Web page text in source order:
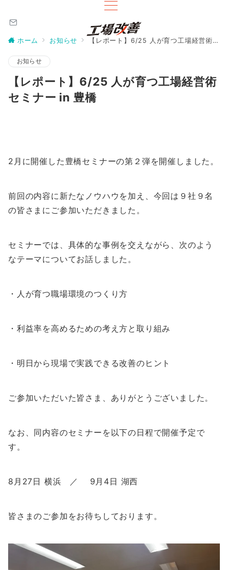
ホーム お知らせ 【レポート】6/25 人が育つ工場経営術セミナー in 豊橋
お知らせ
【レポート】6/25 人が育つ工場経営術
セミナー in 豊橋
2月に開催した豊橋セミナーの第２弾を開催しました。
前回の内容に新たなノウハウを加え、今回は９社９名
の皆さまにご参加いただきました。
セミナーでは、具体的な事例を交えながら、次のよう
なテーマについてお話しました。
・人が育つ職場環境のつくり方
・利益率を高めるための考え方と取り組み
・明日から現場で実践できる改善のヒント
ご参加いただいた皆さま、ありがとうございました。
なお、同内容のセミナーを以下の日程で開催予定で
す。
8月27日 横浜 ／ 9月4日 湖西
皆さまのご参加をお待ちしております。